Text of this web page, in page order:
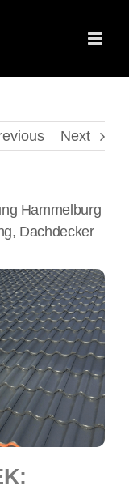
Next
Hammelburg
Dachdecker